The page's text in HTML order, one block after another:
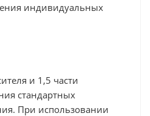
индивидуальных
и 1,5 части
стандартных
При использовании